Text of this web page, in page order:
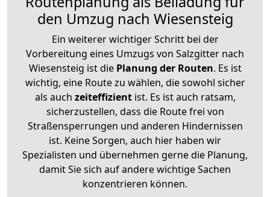
den Umzug nach Wiesensteig
Ein weiterer wichtiger Schritt bei der
Vorbereitung eines Umzugs von Salzgitter nach
Wiesensteig ist diePlanung der Routen. Es ist
wichtig, eine Route zu wählen, die sowohl sicher
als auch zeiteffizientist. Es ist auch ratsam,
sicherzustellen, dass die Route frei von
Straßensperrungen und anderen Hindernissen
ist. Keine Sorgen, auch hier haben wir
Spezialisten und übernehmen gerne die Planung,
damit Sie sich auf andere wichtige Sachen
konzentrieren können.